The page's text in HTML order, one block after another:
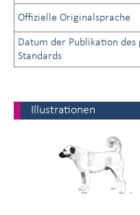
Offizielle Originalsprache
Datum der Publikation
Standards
Illustrationen